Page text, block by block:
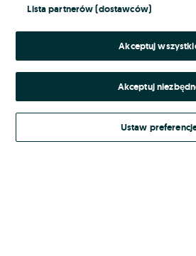
Nie pamiętasz hasła?
Zaloguj się
Kontynuując za pośrednictwem jednego z
Regulamin serwisuOLX.pl w
Lista partnerów (dostawców)
Akceptuj
Akceptuj
Ustaw